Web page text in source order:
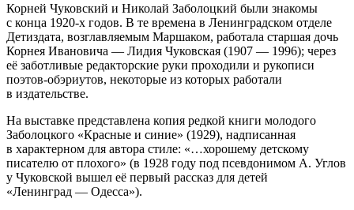
Корней Чуковский и Николай Заболоцкий были знакомы
с конца 1920-х годов. В те времена в Ленинградском отделе
Детиздата, возглавляемым Маршаком, работала старшая дочь
Корнея Ивановича — Лидия Чуковская (1907 — 1996); через
её заботливые редакторские руки проходили и рукописи
поэтов-обэриутов, некоторые из которых работали
в издательстве.
На выставке представлена копия редкой книги молодого
Заболоцкого «Красные и синие» (1929), надписанная
в характерном для автора стиле: «…хорошему детскому
писателю от плохого» (в 1928 году под псевдонимом А. Углов
у Чуковской вышел её первый рассказ для детей
«Ленинград — Одесса»).